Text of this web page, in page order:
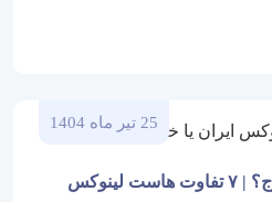
25 تیر ماه 1404
هاست لینوکس ایران یا خارج؟ | ۷ تفاوت هاست لینوکس